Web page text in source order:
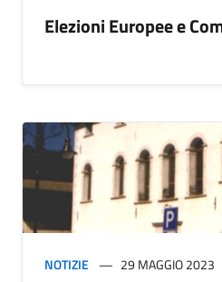
Elezioni Europee e
NOTIZIE 29 MAGGIO 2023